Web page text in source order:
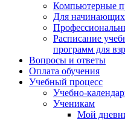
Компьютерные
Для начинающих
Расписание
программ для
Вопросы и ответы
Оплата обучения
Учебный процесс
Учебно-
Ученикам
Мой